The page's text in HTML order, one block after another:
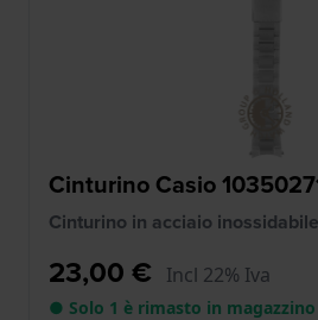
Cinturino Casio
Cinturino in acciaio inossidabile
23,00 € Incl 22% Iva
● Solo 1 è rimasto in magazzino